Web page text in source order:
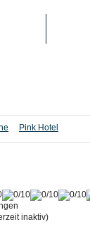
Pink Hotel
inaktiv)